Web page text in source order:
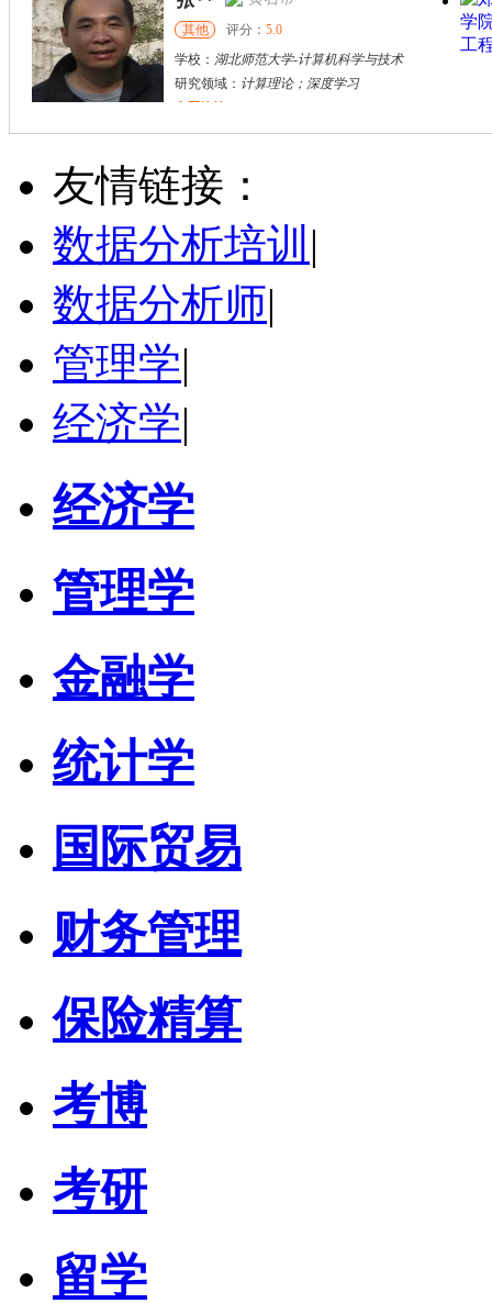
其他 评分： 5.0
学校： 湖北师范大学-计算机科学与技术
研究领域： 计算理论；深度学习
立即咨询
杜** 黄浦区
其他
学校：上海交通大学
立即咨询
友情链接：
数据分析培训 |
数据分析师|
管理学|
经济学|
经济学
管理学
金融学
统计学
国际贸易
财务管理
保险精算
考博
考研
留学